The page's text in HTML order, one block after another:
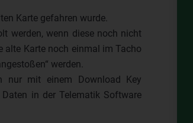
Karte gefahren wurde.
werden, wenn diese noch nicht
Karte noch einmal im Tacho
werden.
nur mit einem Download Key
in der Telematik Software